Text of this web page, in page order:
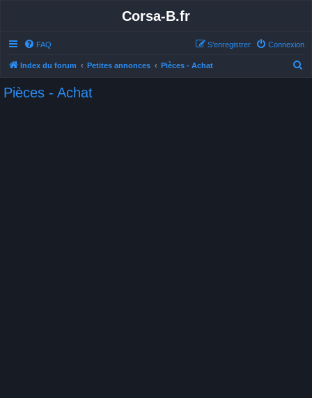
Corsa-B.fr
FAQ Connexion
S’enregistrer
Index du forum Petites annonces Pièces - Achat
Pièces - Achat